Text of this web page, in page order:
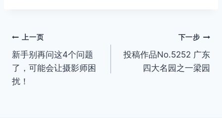
文
章
导
上一页
新手别再问这4个问题
了，可能会让摄影师困
扰！
下一步
投稿作品No.5252 广东
四大名园之一梁园